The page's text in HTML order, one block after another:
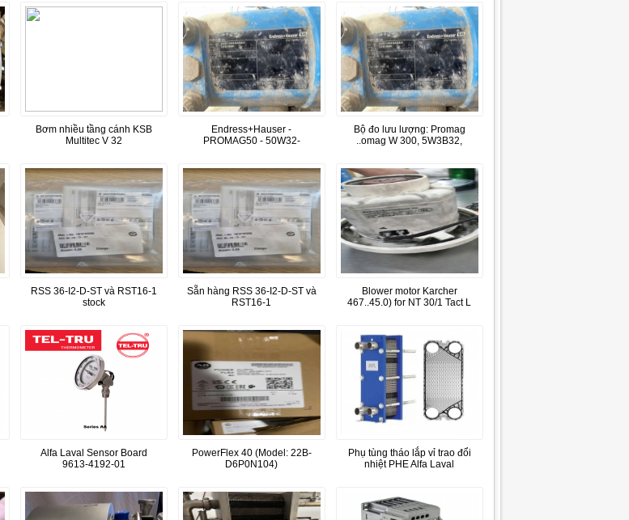
Bơm nhiều tầng cánh KSB
Multitec V 32
Endress+Hauser -
PROMAG50 - 50W32-
Bộ đo lưu lượng: Promag
..omag W 300, 5W3B32,
RSS 36-I2-D-ST và RST16-1
stock
Sẵn hàng RSS 36-I2-D-ST và
RST16-1
Blower motor Karcher
467..45.0) for NT 30/1 Tact L
Alfa Laval Sensor Board
9613-4192-01
PowerFlex 40 (Model: 22B-
D6P0N104)
Phụ tùng tháo lắp vỉ trao đổi
nhiệt PHE Alfa Laval